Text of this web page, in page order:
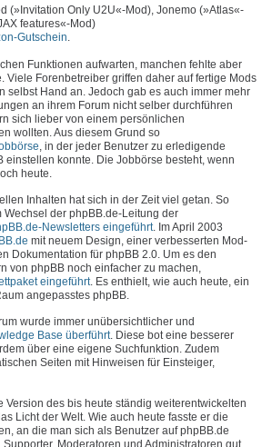
(»Invitation Only U2U«-Mod), Jonemo (»Atlas«-
features«-Mod)
Gutschein.
Funktionen aufwarten, manchen fehlte aber
Viele Forenbetreiber griffen daher auf fertige Mods
selbst Hand an. Jedoch gab es auch immer mehr
an ihrem Forum nicht selber durchführen
sich lieber von einem persönlichen
wollten. Aus diesem Grund so
, in der jeder Benutzer zu erledigende
einstellen konnte. Die Jobbörse besteht, wenn
heute.
Inhalten hat sich in der Zeit viel getan. So
der phpBB.de-Leitung der
Newsletters eingeführt. Im April 2003
mit neuem Design, einer verbesserten Mod-
Dokumentation für phpBB 2.0. Um es den
von phpBB noch einfacher zu machen,
eingeführt. Es enthielt, wie auch heute, ein
angepasstes phpBB.
wurde immer unübersichtlicher und
Base überführt. Diese bot eine besserer
über eine eigene Suchfunktion. Zudem
Seiten mit Hinweisen für Einsteiger,
Version des bis heute ständig weiterentwickelten
Licht der Welt. Wie auch heute fasste er die
an die man sich als Benutzer auf phpBB.de
Moderatoren und Administratoren gut